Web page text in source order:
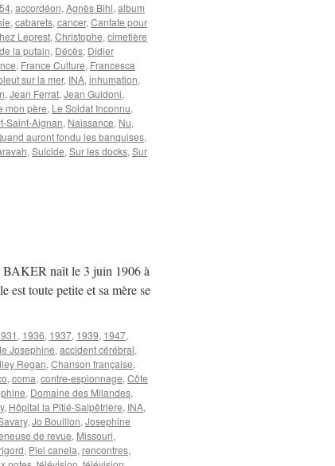
, accordéon, Agnès Bihl, album
, cabarets, cancer, Cantate pour
Leprest, Christophe, cimetière
la putain, Décès, Didier
, France Culture, Francesca
sur la mer, INA, inhumation,
, Jean Ferrat, Jean Guidoni,
mon père, Le Soldat Inconnu,
Saint-Aignan, Naissance, Nu,
auront fondu les banquises,
, Suicide, Sur les docks, Sur
BAKER naît le 3 juin 1906 à
est toute petite et sa mère se
, 1936, 1937, 1939, 1947,
Josephine, accident cérébral,
Regan, Chanson française,
, coma, contre-espionnage, Côte
, Domaine des Milandes,
, Hôpital la Pitié-Salpêtrière, INA,
, Jo Bouillon, Josephine
de revue, Missouri,
, Piel canela, rencontres,